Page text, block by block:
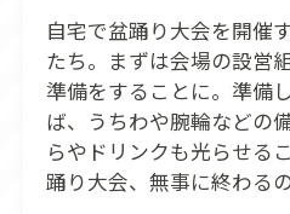
自宅で盆踊り大会を開催
たち。まずは会場の設営
準備をすることに。準備
ば、うちわや腕輪などの
らやドリンクも光らせる
踊り大会、無事に終わ